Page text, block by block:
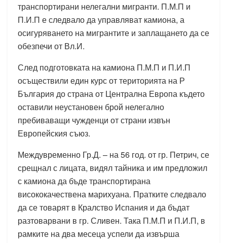
транспортирани нелегални мигранти. П.М.П и
П.И.П е следвало да управляват камиона, а
осигуряването на мигрантите и заплащането да се
обезпечи от Вл.И.
След подготовката на камиона П.М.П и П.И.П
осъществили един курс от територията на Р
България до страна от Централна Европа където
оставили неустановен брой нелегално
пребиваващи чужденци от страни извън
Европейския съюз.
Междувременно Гр.Д. – на 56 год. от гр. Петрич, се
срещнал с лицата, видял тайника и им предложил
с камиона да бъде транспортирана
висококачествена марихуана. Пратките следвало
да се товарят в Кралство Испания и да бъдат
разтоварвани в гр. Сливен. Така П.М.П и П.И.П, в
рамките на два месеца успели да извърша